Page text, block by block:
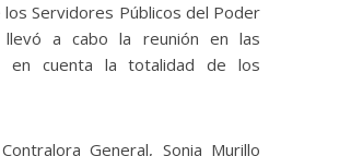
Servidores Públicos del Poder
a cabo la reunión en las
en cuenta la totalidad de los
General, Sonia Murillo